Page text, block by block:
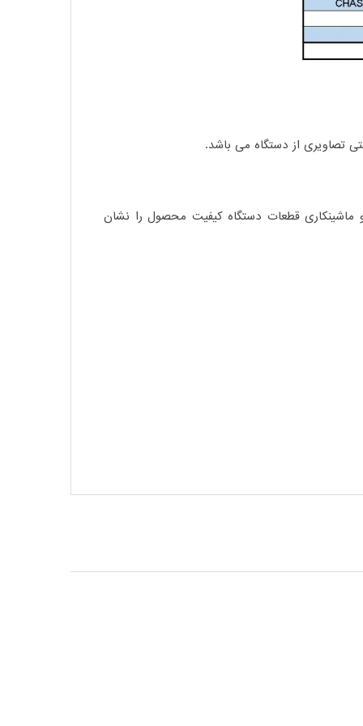
ماشینکاری قطعات دستگاه کیفیت محصول را نشان